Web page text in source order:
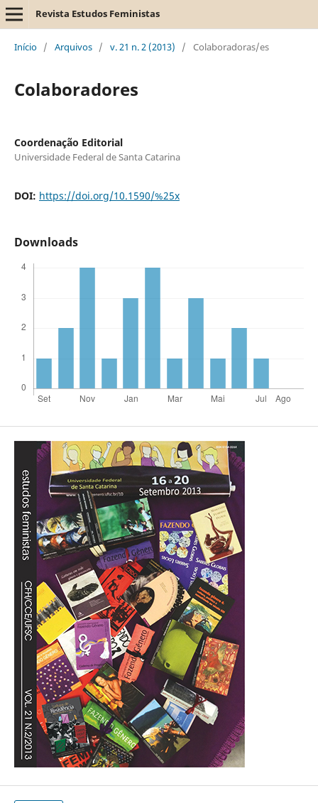
Revista Estudos Feministas
Início / Arquivos / v. 21 n. 2 (2013) / Colaboradoras/es
Colaboradores
Coordenação Editorial
Universidade Federal de Santa Catarina
DOI: https://doi.org/10.1590/%25x
Downloads